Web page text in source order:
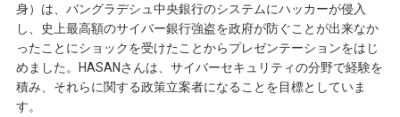
身）は、バングラデシュ中央銀行のシステムにハッカーが侵入
し、史上最高額のサイバー銀行強盗を政府が防ぐことが出来なか
ったことにショックを受けたことからプレゼンテーションをはじ
めました。HASANさんは、サイバーセキュリティの分野で経験を
積み、それらに関する政策立案者になることを目標としていま
す。